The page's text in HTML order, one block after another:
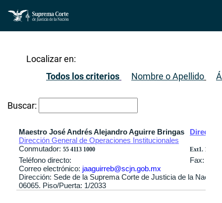
Localizar en:
Todos los criterios
Nombre o Apellido
Buscar:
Maestro José Andrés Alejandro Aguirre Bringas
Director
Dirección General de Operaciones Institucionales
Conmutador: 55 4113 1000 Ext1. 1916 /
Teléfono directo:
Fax:
Correo electrónico: jaaguirreb@scjn.gob.mx
Dirección: Sede de la Suprema Corte de Justicia de la
06065. Piso/Puerta: 1/2033